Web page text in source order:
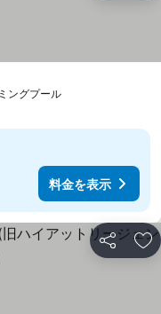
ングプール
料金を表示
シェア お